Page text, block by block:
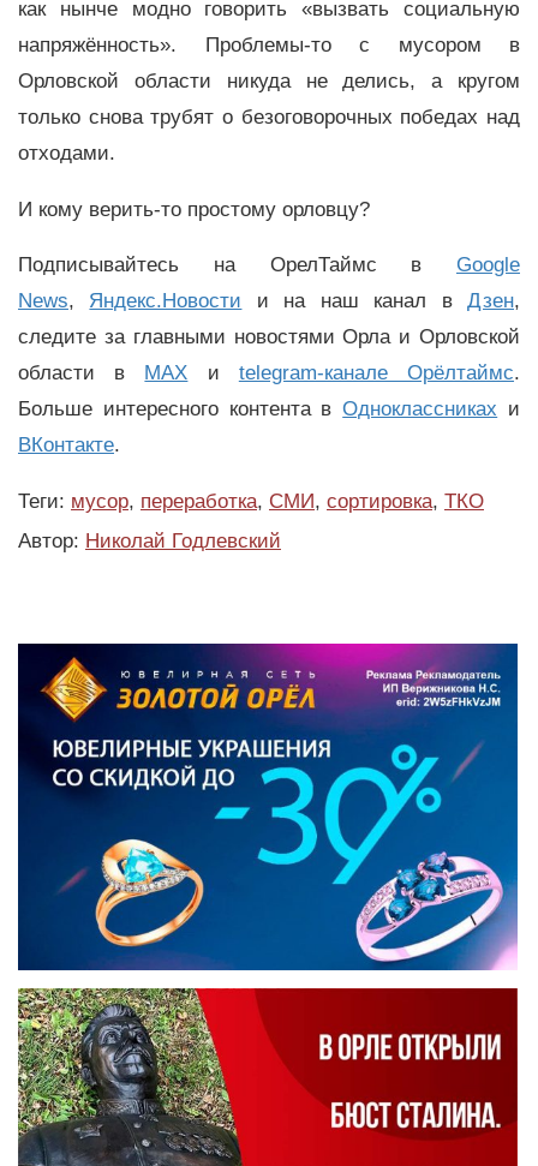
как нынче модно говорить «вызвать социальную
напряжённость». Проблемы-то с мусором в
Орловской области никуда не делись, а кругом
только снова трубят о безоговорочных победах над
отходами.
И кому верить-то простому орловцу?
Подписывайтесь на ОрелТаймс в Google
News, Яндекс.Новости и на наш канал вДзен,
следите за главными новостями Орла и Орловской
области в MAX и telegram-канале Орёлтаймс.
Больше интересного контента вОдноклассниках и
ВКонтакте.
Теги: мусор, переработка, СМИ, сортировка, ТКО
Автор: Николай Годлевский